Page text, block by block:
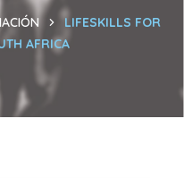
LIFESKILLS FOR
AFRICA